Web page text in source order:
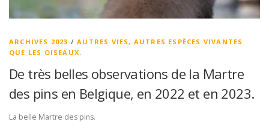
ARCHIVES 2023 /AUTRES VIES, AUTRES ESPÈCES VIVANTES
QUE LES OISEAUX.
De très belles observations de la Martre
des pins en Belgique, en 2022 et en 2023.
La belle Martre des pins.